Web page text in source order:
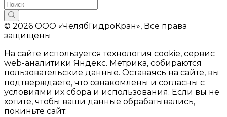
© 2026 ООО «ЧелябГидроКран», Все права
защищены
На сайте используется технология cookie, сервис
web-аналитики Яндекс. Метрика, собираются
пользовательские данные. Оставаясь на сайте, вы
подтверждаете, что ознакомлены и согласны с
условиями их сбора и использования. Если вы не
хотите, чтобы ваши данные обрабатывались,
покиньте сайт.